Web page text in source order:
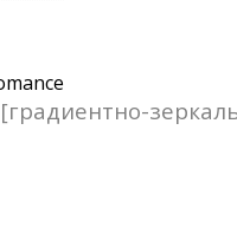
[градиентно-